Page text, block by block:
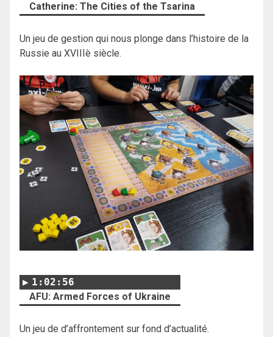
Catherine: The Cities of the Tsarina
Un jeu de gestion qui nous plonge dans l’histoire de la
Russie au XVIIIè siècle.
1:02:56
AFU: Armed Forces of Ukraine
Un jeu de d’affrontement sur fond d’actualité.